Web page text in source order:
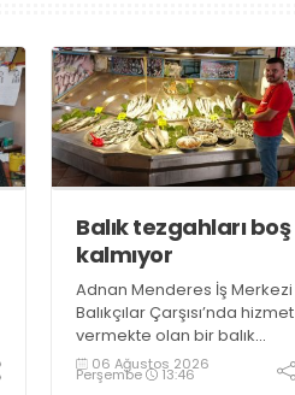
Balık tezgahları boş
kalmıyor
Adnan Menderes İş Merkezi
Balıkçılar Çarşısı’nda hizmet
vermekte olan bir balık
restoranının işletme
sahiplerinden Emrah
06 Ağustos 2026
Perşembe 13:46